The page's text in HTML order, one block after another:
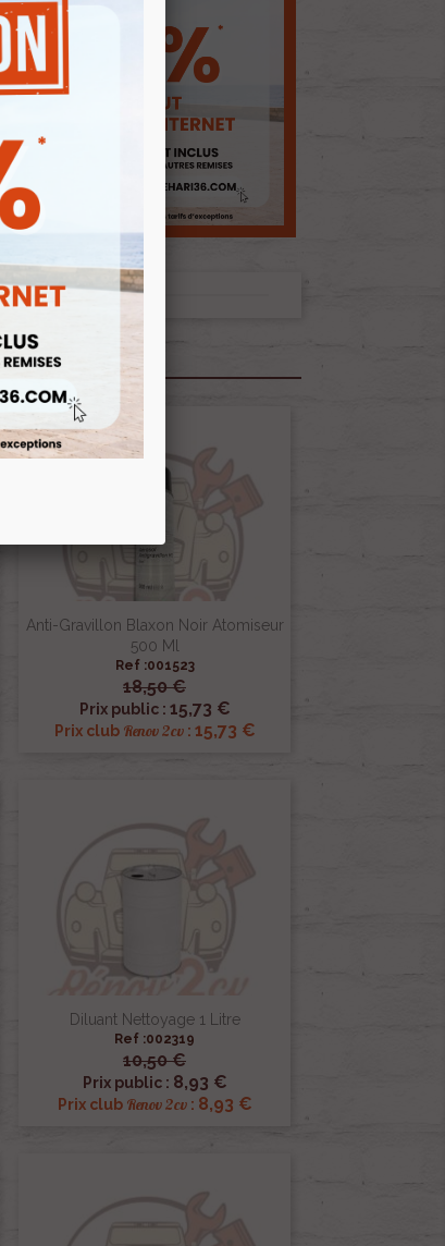
Anti-Gravillon Blaxon Noir Atomiseur
500 Ml
Ref :001523
18,50 €
Prix public : 15,73 €
Prix club Renov 2cv: 15,73 €
 Aperçu rapide
Diluant Nettoyage 1 Litre
Ref :002319
10,50 €
Prix public : 8,93 €
Prix club Renov 2cv: 8,93 €
 Aperçu rapide